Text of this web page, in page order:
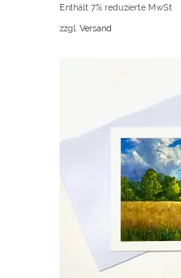
Enthält 7% reduzierte MwSt
zzgl. Versand